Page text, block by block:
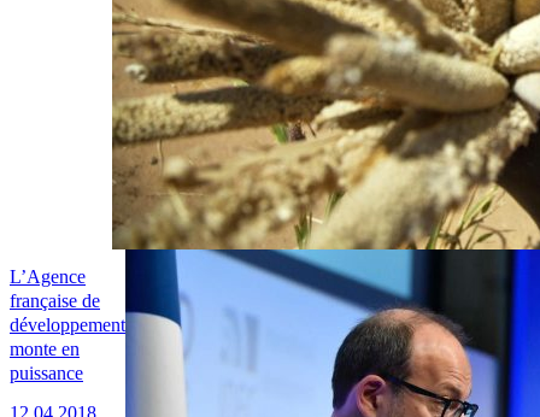
L’Agence
française de
développement
monte en
puissance
12.04.2018